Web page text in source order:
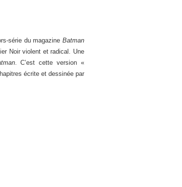
série du magazineBatman
Noir violent et radical. Une
. C’est cette version «
écrite et dessinée par